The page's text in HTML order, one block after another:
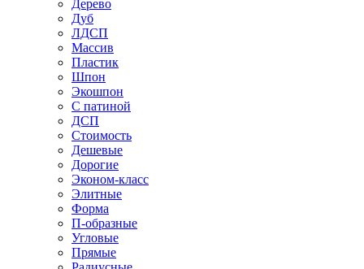
Дерево
Дуб
ЛДСП
Массив
Пластик
Шпон
Экошпон
С патиной
ДСП
Стоимость
Дешевые
Дорогие
Эконом-класс
Элитные
Форма
П-образные
Угловые
Прямые